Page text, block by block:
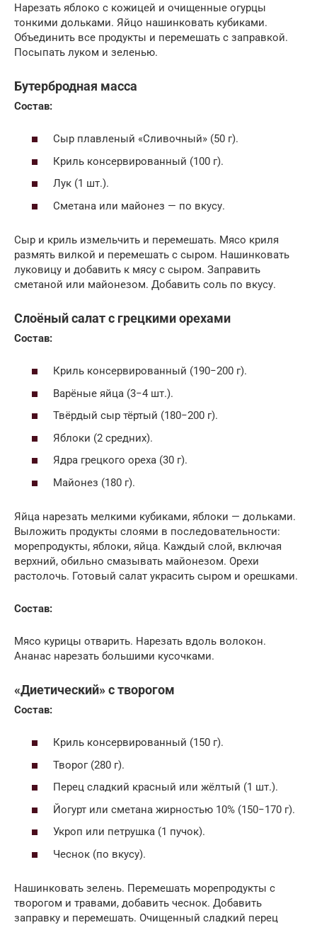
Нарезать яблоко с кожицей и очищенные огурцы
тонкими дольками. Яйцо нашинковать кубиками.
Объединить все продукты и перемешать с заправкой.
Посыпать луком и зеленью.
Бутербродная масса
Состав:
Сыр плавленый «Сливочный» (50 г).
Криль консервированный (100 г).
Лук (1 шт.).
Сметана или майонез — по вкусу.
Сыр и криль измельчить и перемешать. Мясо криля
размять вилкой и перемешать с сыром. Нашинковать
луковицу и добавить к мясу с сыром. Заправить
сметаной или майонезом. Добавить соль по вкусу.
Слоёный салат с грецкими орехами
Состав:
Криль консервированный (190−200 г).
Варёные яйца (3−4 шт.).
Твёрдый сыр тёртый (180−200 г).
Яблоки (2 средних).
Ядра грецкого ореха (30 г).
Майонез (180 г).
Яйца нарезать мелкими кубиками, яблоки — дольками.
Выложить продукты слоями в последовательности:
морепродукты, яблоки, яйца. Каждый слой, включая
верхний, обильно смазывать майонезом. Орехи
растолочь. Готовый салат украсить сыром и орешками.
Состав:
Мясо курицы отварить. Нарезать вдоль волокон.
Ананас нарезать большими кусочками.
«Диетический» с творогом
Состав:
Криль консервированный (150 г).
Творог (280 г).
Перец сладкий красный или жёлтый (1 шт.).
Йогурт или сметана жирностью 10% (150−170 г).
Укроп или петрушка (1 пучок).
Чеснок (по вкусу).
Нашинковать зелень. Перемешать морепродукты с
творогом и травами, добавить чеснок. Добавить
заправку и перемешать. Очищенный сладкий перец